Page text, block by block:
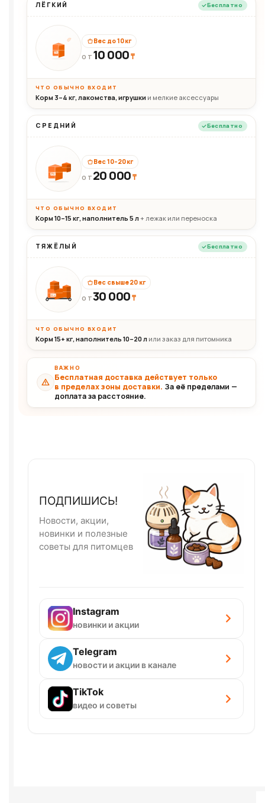
ЛЁГКИЙ Бесплатно
10кг
Вес до 10 кг
ОТ 10 000₸
ЧТО ОБЫЧНО ВХОДИТ
Корм 3–4 кг, лакомства, игрушки и мелкие аксессуары
СРЕДНИЙ Бесплатно
20кг
Вес 10–20 кг
ОТ 20 000₸
ЧТО ОБЫЧНО ВХОДИТ
Корм 10–15 кг, наполнитель 5 л+ лежак или переноска
ТЯЖЁЛЫЙ Бесплатно
30+кг
Вес свыше 20 кг
ОТ30 000₸
ЧТО ОБЫЧНО ВХОДИТ
Корм 15+ кг, наполнитель 10–20 л или заказ для питомника
ВАЖНО
Бесплатная доставка действует только
в пределах зоны доставки. За её пределами —
доплата за расстояние.
ПОДПИШИСЬ!
Новости, акции,
новинки и полезные
советы для питомцев
Instagram
новинки и акции
Telegram
новости и акции в канале
TikTok
видео и советы